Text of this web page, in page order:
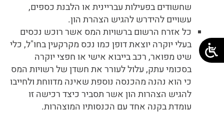
שחשודים בפעילות עבריינית או הלבנת כספים,
עשויים להידרש להגיש הצהרת הון.
כל אזרח הרשום ברשויות המס אשר רוכש נכסים
בעלי יוקרה יוצאת דופן כמו נכס מקרקעין בחו"ל, כלי
שיט מפואר, רכב בייבוא אישי או חפצי יוקרה
בסכומי עתק, עלול לעורר את חשדן של רשויות המס
כי הוא נהנה מהכנסה נוספת שאינה מדווחת ולחייבו
להגיש הצהרות הון אשר תסביר כיצד רכישה זו
עומדת בקנה אחד עם הכנסותיו המוצהרות.